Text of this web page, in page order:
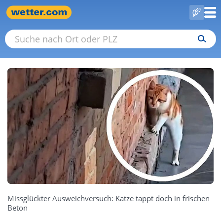
Missglückter Ausweichversuch: Katze tappt doch in frischen
Beton